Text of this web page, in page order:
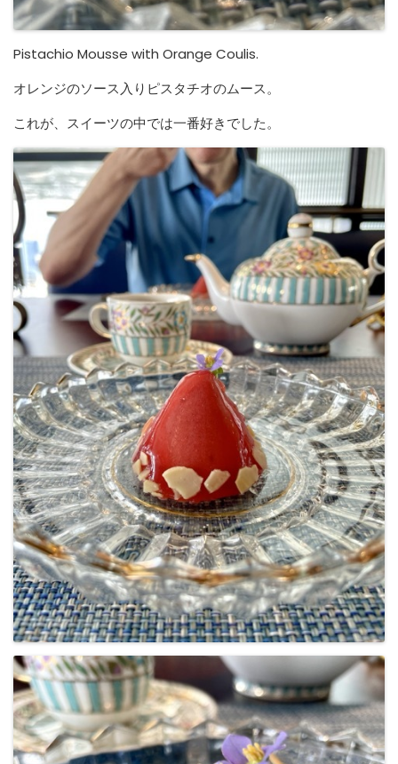
Pistachio Mousse with Orange Coulis.
オレンジのソース入りピスタチオのムース。
これが、スイーツの中では一番好きでした。